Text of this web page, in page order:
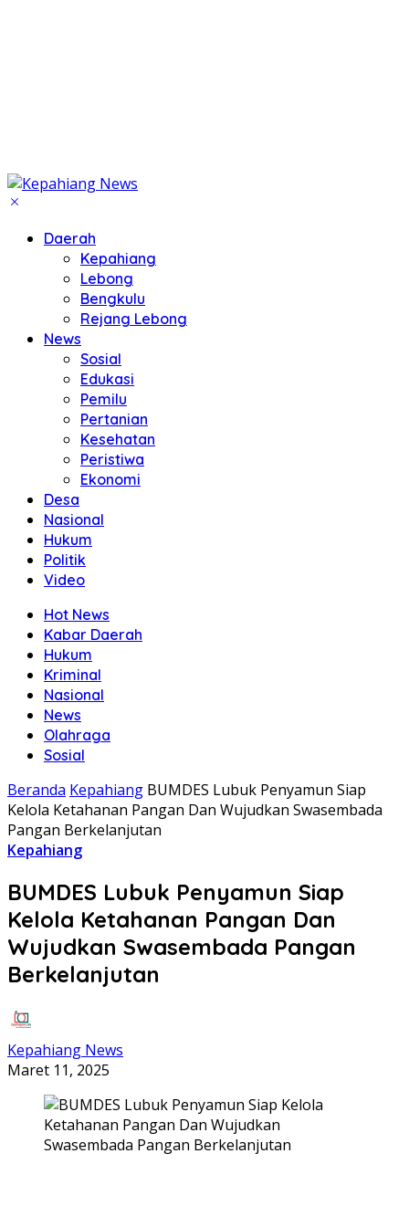
Daerah
Kepahiang
Lebong
Bengkulu
Rejang Lebong
News
Sosial
Edukasi
Pemilu
Pertanian
Kesehatan
Peristiwa
Ekonomi
Desa
Nasional
Hukum
Politik
Video
Hot News
Kabar Daerah
Hukum
Kriminal
Nasional
News
Olahraga
Sosial
Beranda Kepahiang BUMDES Lubuk Penyamun Siap
Kelola Ketahanan Pangan Dan Wujudkan Swasembada
Pangan Berkelanjutan
Kepahiang
BUMDES Lubuk Penyamun Siap
Kelola Ketahanan Pangan Dan
Wujudkan Swasembada Pangan
Berkelanjutan
Kepahiang News
Maret 11, 2025